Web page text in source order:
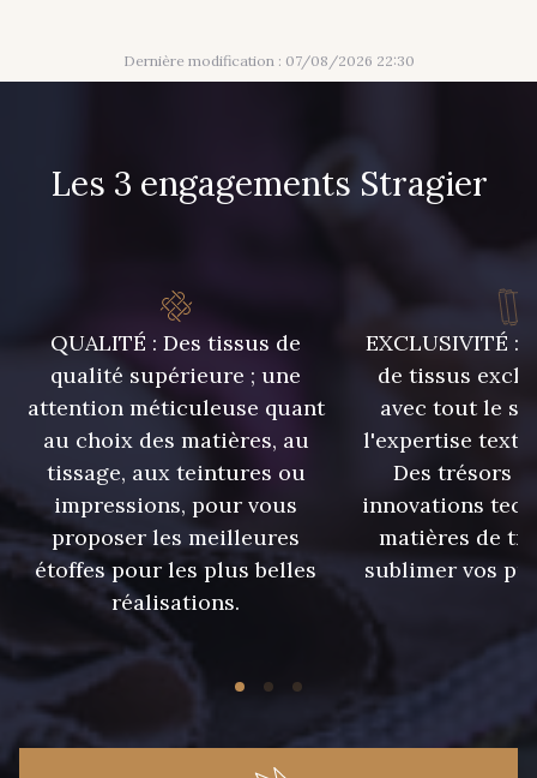
Dernière modification : 07/08/2026 22:30
Les 3 engagements Stragier
QUALITÉ : Des tissus de
qualité supérieure ; une
attention méticuleuse quant
au choix des matières, au
tissage, aux teintures ou
impressions, pour vous
proposer les meilleures
étoffes pour les plus belles
réalisations.
EXCLUSIVITÉ :
de tissus
avec tout le
l'expertise
Des trésors
innovations
matières de
sublimer vos